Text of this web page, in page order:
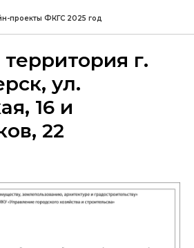
проекты ФКГС 2025 год
г.
ул.
16 и
22